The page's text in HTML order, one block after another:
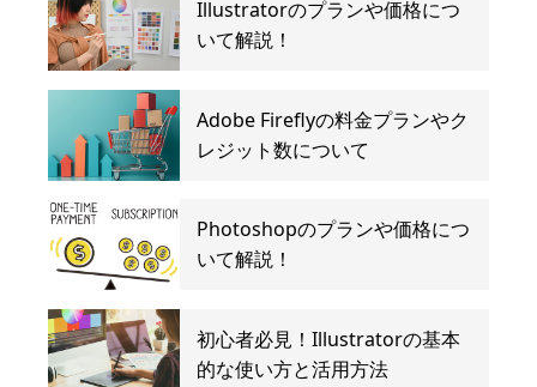
Illustratorのプランや価格につ
いて解説！
Adobe Fireflyの料金プランやク
レジット数について
Photoshopのプランや価格につ
いて解説！
初心者必見！Illustratorの基本
的な使い方と活用方法